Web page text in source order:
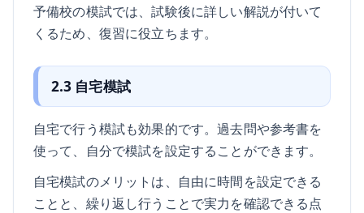
予備校の模試では、試験後に詳しい解説が付いて
くるため、復習に役立ちます。
2.3 自宅模試
自宅で行う模試も効果的です。過去問や参考書を
使って、自分で模試を設定することができます。
自宅模試のメリットは、自由に時間を設定できる
ことと、繰り返し行うことで実力を確認できる点